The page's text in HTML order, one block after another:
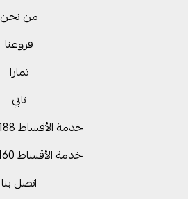
من نحن
فروعنا
تمارا
تابي
خدمة الأقساط 0566664188
خدمة الأقساط 0560506160
اتصل بنا